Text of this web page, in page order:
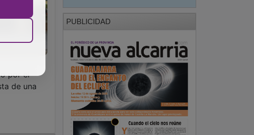
por el
de una
PUBLICIDAD